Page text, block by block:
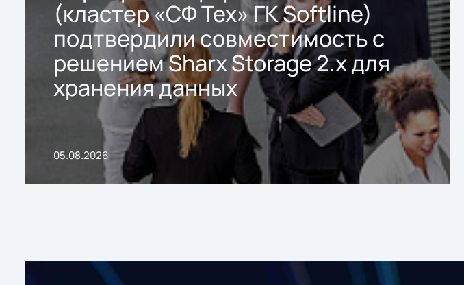
(кластер «СФ Тех» ГК Softline)
подтвердили совместимость с
решением Sharx Storage 2.x для
хранения данных
05.08.2026